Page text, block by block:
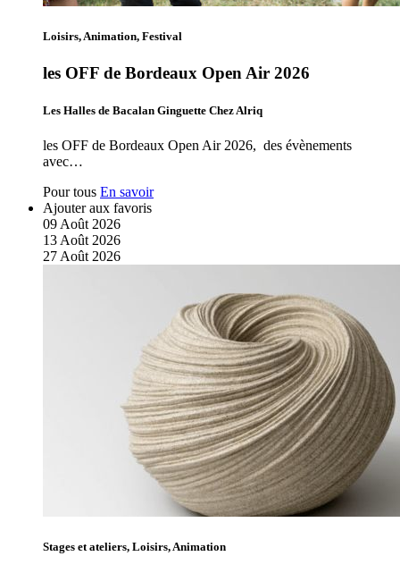
Loisirs, Animation, Festival
les OFF de Bordeaux Open Air 2026
Les Halles de Bacalan Ginguette Chez Alriq
les OFF de Bordeaux Open Air 2026, des évènements
avec…
Pour tous En savoir
Ajouter aux favoris
09 Août 2026
13 Août 2026
27 Août 2026
Stages et ateliers, Loisirs, Animation